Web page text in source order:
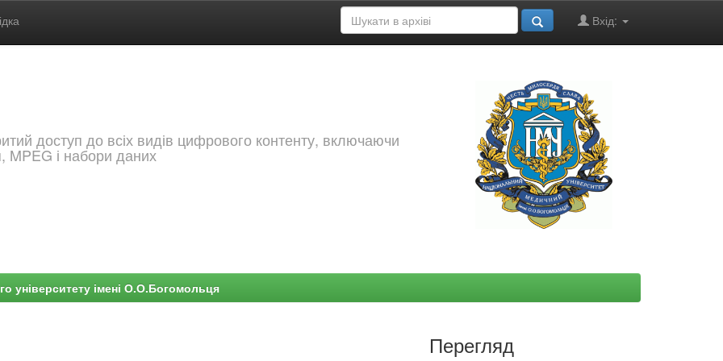
Вхід:
доступ до всіх видів цифрового контенту, включаючи
MPEG і набори даних
університету імені О.О.Богомольця
Перегляд